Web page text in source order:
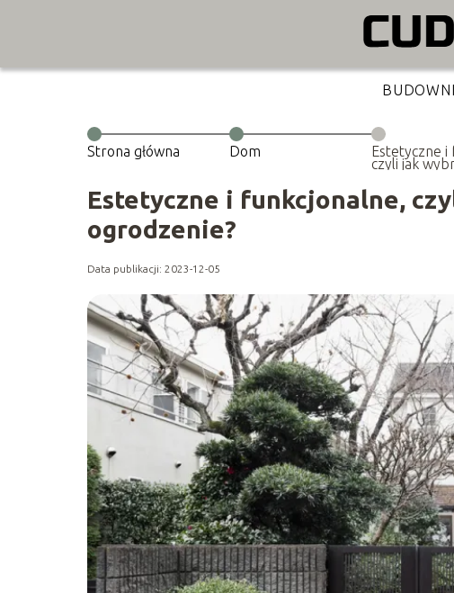
Strona główna Dom Estetyczne i
czyli jak
Estetyczne i funkcjonalne,
ogrodzenie?
Data publikacji: 2023-12-05